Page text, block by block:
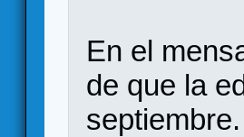
En el
de que la
septiembre.